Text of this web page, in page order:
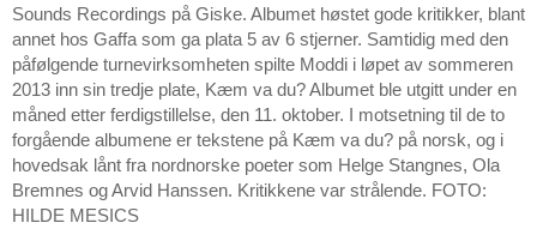
Sounds Recordings på Giske. Albumet høstet gode kritikker, blant
annet hos Gaffa som ga plata 5 av 6 stjerner. Samtidig med den
påfølgende turnevirksomheten spilte Moddi i løpet av sommeren
2013 inn sin tredje plate, Kæm va du? Albumet ble utgitt under en
måned etter ferdigstillelse, den 11. oktober. I motsetning til de to
forgående albumene er tekstene på Kæm va du? på norsk, og i
hovedsak lånt fra nordnorske poeter som Helge Stangnes, Ola
Bremnes og Arvid Hanssen. Kritikkene var strålende. FOTO:
HILDE MESICS